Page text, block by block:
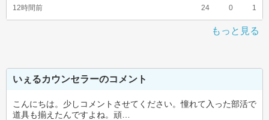
12時間前 24 0 1
もっと見る
いぇるカウンセラーのコメント
こんにちは。少しコメントさせてください。憧れて入った部活で
道具も揃えたんですよね。頑…